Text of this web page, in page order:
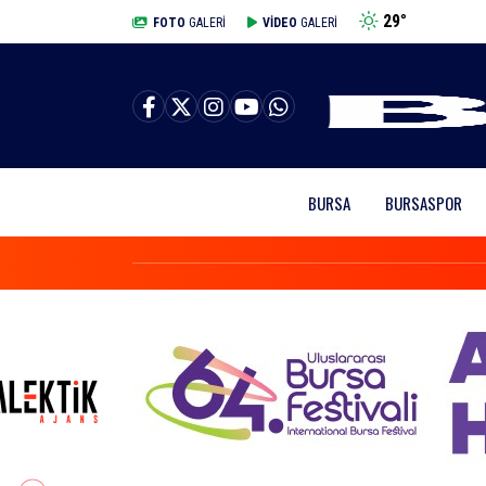
FOTO GALERİ VİDEO GALERİ 29°
BURSA BURSASPOR